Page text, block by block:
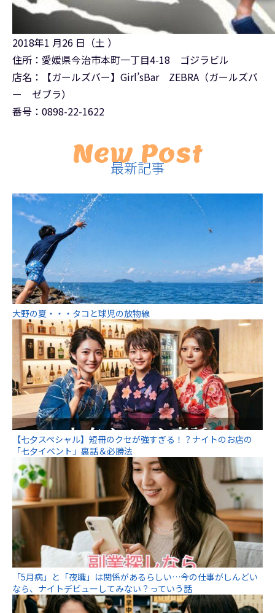
2018年1 月26 日（土 ）
住所：愛媛県今治市本町一丁目4-18 ゴジラビル
店名：【ガールズバー】Girl’sBar ZEBRA（ガールズバ
ー ゼブラ）
番号：0898-22-1622
New Post
最新記事
大野の夏・・・タコと球児の放物線
【七夕スペシャル】短冊のクセが強すぎる！？ナイトのお店の
「七夕イベント」裏話＆必勝法
「5月病」と「夜職」は関係があるらしい…今の仕事がしんどい
なら、ナイトデビューしてみない？っていう話